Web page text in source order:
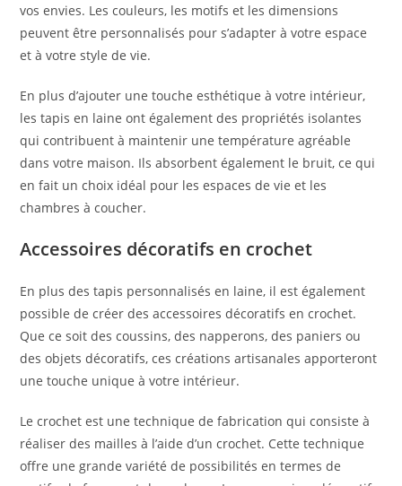
vos envies. Les couleurs, les motifs et les dimensions
peuvent être personnalisés pour s’adapter à votre espace
et à votre style de vie.
En plus d’ajouter une touche esthétique à votre intérieur,
les tapis en laine ont également des propriétés isolantes
qui contribuent à maintenir une température agréable
dans votre maison. Ils absorbent également le bruit, ce qui
en fait un choix idéal pour les espaces de vie et les
chambres à coucher.
Accessoires décoratifs en crochet
En plus des tapis personnalisés en laine, il est également
possible de créer des accessoires décoratifs en crochet.
Que ce soit des coussins, des napperons, des paniers ou
des objets décoratifs, ces créations artisanales apporteront
une touche unique à votre intérieur.
Le crochet est une technique de fabrication qui consiste à
réaliser des mailles à l’aide d’un crochet. Cette technique
offre une grande variété de possibilités en termes de